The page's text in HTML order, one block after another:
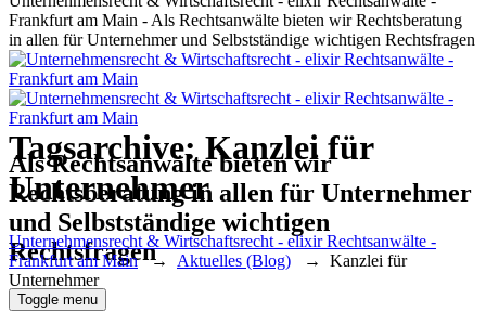
Frankfurt am Main - Als Rechtsanwälte bieten wir Rechtsberatung
in allen für Unternehmer und Selbstständige wichtigen Rechtsfragen
Als Rechtsanwälte bieten wir
Rechtsberatung in allen für Unternehmer
und Selbstständige wichtigen
Rechtsfragen
Toggle menu
Tagsarchive:Kanzlei für
Unternehmer
Unternehmensrecht & Wirtschaftsrecht - elixir Rechtsanwälte -
Frankfurt am Main → Aktuelles (Blog) → Kanzlei für
Unternehmer